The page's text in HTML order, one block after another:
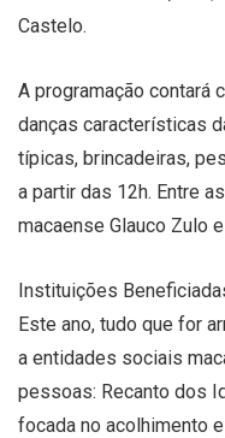
Castelo.
A programação contará
danças características
típicas, brincadeiras,
a partir das 12h. Entre
macaense Glauco Zulo
Instituições
Este ano, tudo que for
a entidades sociais
pessoas: Recanto dos
focada no acolhimento